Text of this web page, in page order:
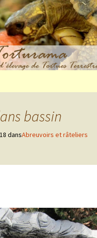
terrestres françaises
bassin
dansAbreuvoirs et râteliers